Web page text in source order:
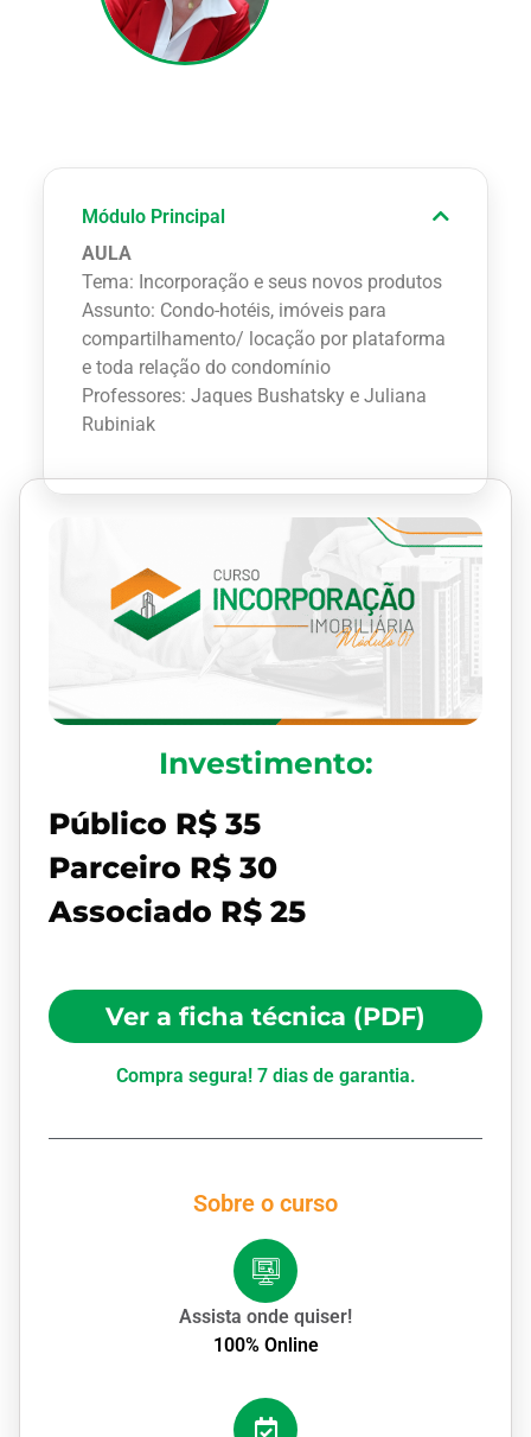
Módulo Principal
AULA
Tema: Incorporação e seus novos produtos
Assunto: Condo-hotéis, imóveis para
compartilhamento/ locação por plataforma
e toda relação do condomínio
Professores: Jaques Bushatsky e Juliana
Rubiniak
Investimento:
Público R$ 35
Parceiro R$ 30
Associado R$ 25
Ver a ficha técnica (PDF)
Compra segura! 7 dias de garantia.
Sobre o curso
Assista onde quiser!
100% Online